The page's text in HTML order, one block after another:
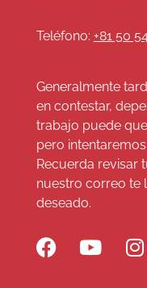
Teléfono: +81 50
Generalmente
en contestar,
trabajo puede
pero
Recuerda revisar
nuestro correo te
deseado.